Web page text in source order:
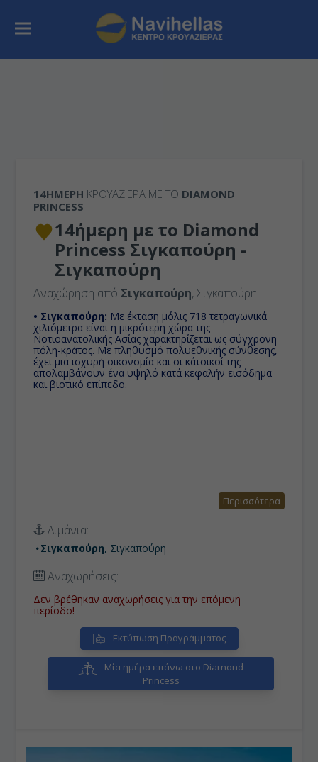
14ΉΜΕΡΗ ΚΡΟΥΑΖΙΕΡΑ ΜΕ ΤΟ DIAMOND
PRINCESS
14ήμερη με το Diamond
Princess Σιγκαπούρη -
Σιγκαπούρη
Αναχώρηση από Σιγκαπούρη, Σιγκαπούρη
• Σιγκαπούρη: Με έκταση μόλις 718 τετραγωνικά
χιλιόμετρα είναι η μικρότερη χώρα της
Νοτιοανατολικής Ασίας χαρακτηρίζεται ως σύγχρονη
πόλη-κράτος. Με πληθυσμό πολυεθνικής σύνθεσης,
έχει μια ισχυρή οικονομία και οι κάτοικοί της
απολαμβάνουν ένα υψηλό κατά κεφαλήν εισόδημα
και βιοτικό επίπεδο.
Περισσότερα
Λιμάνια:
Σιγκαπούρη, Σιγκαπούρη
Αναχωρήσεις:
Δεν βρέθηκαν αναχωρήσεις για την επόμενη
περίοδο!
Εκτύπωση Προγράμματος
Μία ημέρα επάνω στο Diamond
Princess